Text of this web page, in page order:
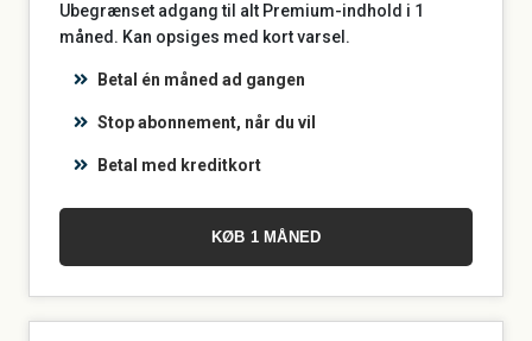
Ubegrænset adgang til alt Premium-indhold i 1
måned. Kan opsiges med kort varsel.
Betal én måned ad gangen
Stop abonnement, når du vil
Betal med kreditkort
KØB 1 MÅNED